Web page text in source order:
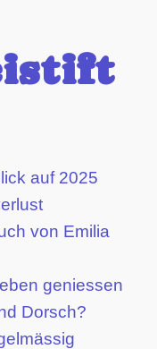
auf 2025
von Emilia
geniessen
Dorsch?